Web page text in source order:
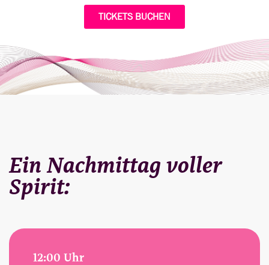
TICKETS BUCHEN
Ein Nachmittag voller
Spirit:
12:00 Uhr